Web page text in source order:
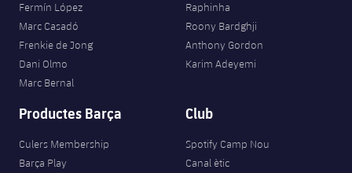
Fermín López
Marc Casadó
Frenkie de Jong
Dani Olmo
Marc Bernal
Raphinha
Roony Bardghji
Anthony Gordon
Karim Adeyemi
Productes Barça
Culers Membership
Barça Play
Club
Spotify Camp Nou
Canal ètic